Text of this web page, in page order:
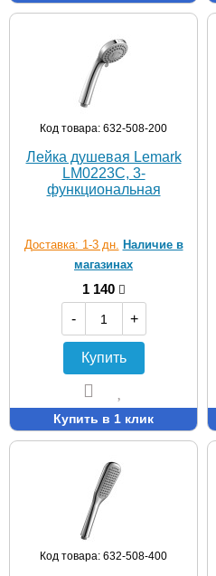
Код товара: 632-508-200
Лейка душевая Lemark
LM0223C, 3-
функциональная
Доставка: 1-3 дн. Наличие в
магазинах
1 140
-
+
Купить
Купить в 1 клик
Код товара: 632-508-400